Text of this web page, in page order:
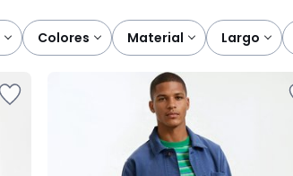
colores material largo